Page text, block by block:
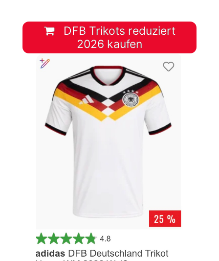
DFB Trikots reduziert
2026 kaufen